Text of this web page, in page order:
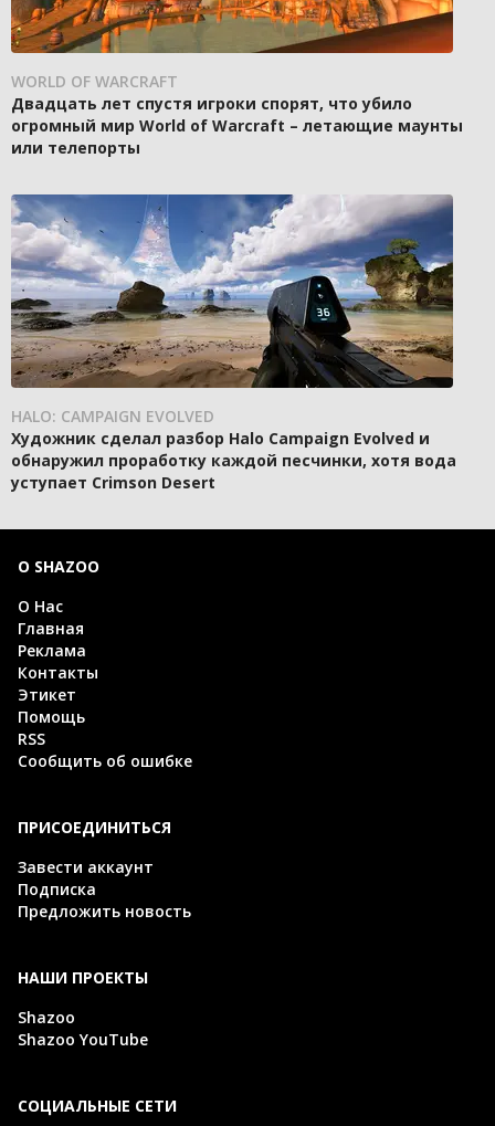
WORLD OF WARCRAFT
Двадцать лет спустя игроки спорят, что убило
огромный мир World of Warcraft – летающие маунты
или телепорты
HALO: CAMPAIGN EVOLVED
Художник сделал разбор Halo Campaign Evolved и
обнаружил проработку каждой песчинки, хотя вода
уступает Crimson Desert
О SHAZOO
О Нас
Главная
Реклама
Контакты
Этикет
Помощь
RSS
Сообщить об ошибке
ПРИСОЕДИНИТЬСЯ
Завести аккаунт
Подписка
Предложить новость
НАШИ ПРОЕКТЫ
Shazoo
Shazoo YouTube
СОЦИАЛЬНЫЕ СЕТИ